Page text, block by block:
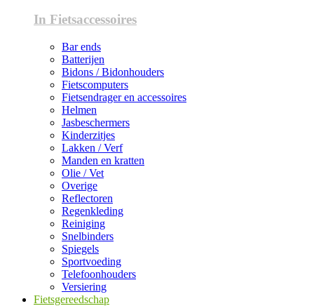
In Fietsaccessoires
Bar ends
Batterijen
Bidons / Bidonhouders
Fietscomputers
Fietsendrager en accessoires
Helmen
Jasbeschermers
Kinderzitjes
Lakken / Verf
Manden en kratten
Olie / Vet
Overige
Reflectoren
Regenkleding
Reiniging
Snelbinders
Spiegels
Sportvoeding
Telefoonhouders
Versiering
Fietsgereedschap